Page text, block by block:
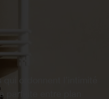
ordonnent l’intimité
parfaite entre plan